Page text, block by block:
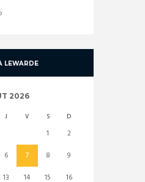
LEWARDE
2026
J V S D
1
2
6 7 8
9
13 14 15 16